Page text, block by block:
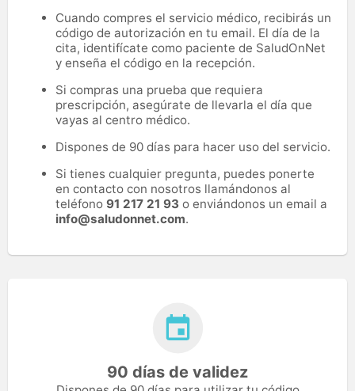
Cuando compres el servicio médico, recibirás un
código de autorización en tu email. El día de la
cita, identifícate como paciente de SaludOnNet
y enseña el código en la recepción.
Si compras una prueba que requiera
prescripción, asegúrate de llevarla el día que
vayas al centro médico.
Dispones de 90 días para hacer uso del servicio.
Si tienes cualquier pregunta, puedes ponerte
en contacto con nosotros llamándonos al
teléfono 91 217 21 93 o enviándonos un email a
info@saludonnet.com.
90 días de validez